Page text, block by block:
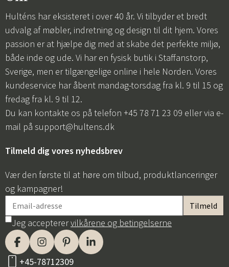
Hulténs har eksisteret i over 40 år. Vi tilbyder et bredt
udvalg af møbler, indretning og design til dit hjem. Vores
passion er at hjælpe dig med at skabe det perfekte miljø,
både inde og ude. Vi har en fysisk butik i Staffanstorp,
Sverige, men er tilgængelige online i hele Norden. Vores
kundeservice har åbent mandag-torsdag fra kl. 9 til 15 og
fredag fra kl. 9 til 12.
Du kan kontakte os på telefon +45 78 71 23 09 eller via e-
mail på support@hultens.dk
Tilmeld dig vores nyhedsbrev
Vær den første til at høre om tilbud, produktlanceringer
og kampagner!
Jeg accepterervilkårene og betingelserne
+45-78712309